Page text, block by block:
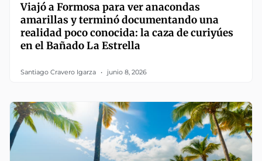
Viajó a Formosa para ver anacondas
amarillas y terminó documentando una
realidad poco conocida: la caza de curiyúes
en el Bañado La Estrella
Santiago Cravero Igarza junio 8, 2026